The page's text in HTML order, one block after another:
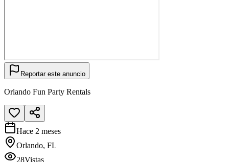
Reportar este anuncio
Orlando Fun Party Rentals
Hace 2 meses
Orlando, FL
28Vistas